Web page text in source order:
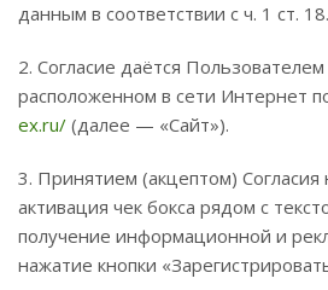
данным в соответствии с ч. 1 ст.
2. Согласие даётся Пользователем
расположенном в сети Интернет
ex.ru/ (далее — «Сайт»).
3. Принятием (акцептом) Согласия
активация чек бокса рядом с
получение информационной и
нажатие кнопки